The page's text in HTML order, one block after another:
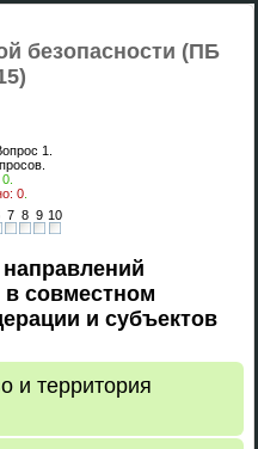
безопасности (ПБ
1
0
0
7 8 9 10
в совместном
и субъектов
и территория